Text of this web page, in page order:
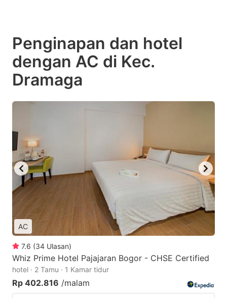
Penginapan dan hotel
dengan AC di Kec.
Dramaga
AC
7.6 (34 Ulasan)
Whiz Prime Hotel Pajajaran Bogor - CHSE Certified
hotel · 2 Tamu · 1 Kamar tidur
Rp 402.816 /malam